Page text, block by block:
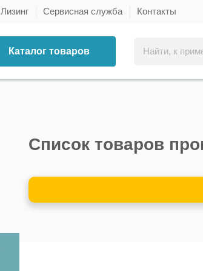
Лизинг Сервисная служба Контакты
Каталог товаров
Список товаров